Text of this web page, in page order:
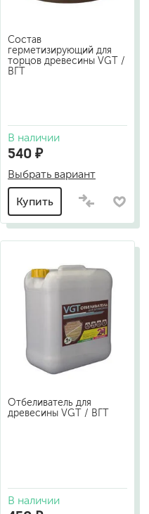
Состав
герметизирующий для
торцов древесины VGT /
ВГТ
В наличии
540 ₽
Выбрать вариант
Купить
Отбеливатель для
древесины VGT / ВГТ
В наличии